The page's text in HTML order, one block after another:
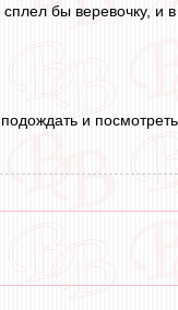
бы веревочку, и
и